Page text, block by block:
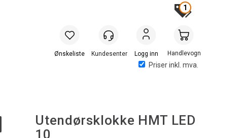
Priser inkl. mva.
Logg inn Handlevogn
1
Utendørsklokke HMT LED
10